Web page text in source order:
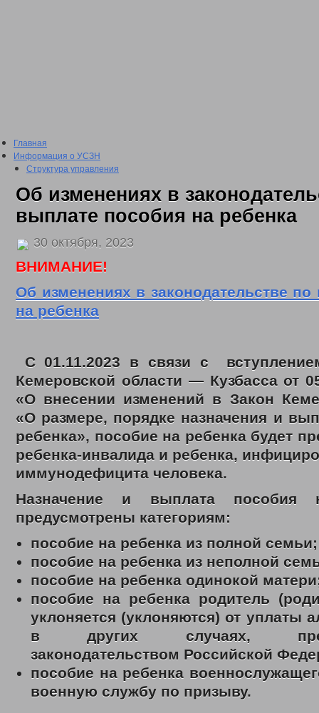
Главная
Информация о УСЗН
Структура управления
План проведения проверки подведомственных учреждений
2016 год
2018 год
2020 год
2022 год
Отчеты о проделанной работе
2020 год
Противодействие коррупции
Государственные услуги
Государственное юридическое бюро Кузбасса
Отдел по делам детей, женщин, семьи
Многодетным семьям
Обеспечение полноценным питанием детей в возрасте до 3-х лет
Выдача удостоверений многодетным матерям
Областной материнский (семейный) капитал
Выплаты семьям военнослужащим и членам их семей и гражданам
Отдел социально-правовой защиты населения
Социальный контракт
Адресная материальная помощь
Адресная социальная помощь
Выдача справок о признании граждан малоимущими
Субсидии на оплату жилого помещения и коммунальных услуг
Работникам государственных и муниципальных учреждений
Проезд отдельными видами транспорта
Денежные выплаты
Присвоение звания «Ветеран труда»
Возмещение расходов на погребение
Законодательные акты
Федеральные
Региональные
Приказы управления
Меры социальной поддержки
Об изменениях в
выплате пособия на ребенка
30 октября, 2023
ВНИМАНИЕ!
Об изменениях в законодательстве
на ребенка
С 01.11.2023 в связи с
Кемеровской области — Кузбасса от
«О внесении изменений в Закон
«О размере, порядке назначения и
ребенка», пособие на ребенка будет
ребенка-инвалида и ребенка,
иммунодефицита человека.
Назначение и выплата пособия
предусмотрены категориям:
пособие на ребенка из полной семьи;
пособие на ребенка из неполной
пособие на ребенка одинокой
пособие на ребенка родитель
уклоняется (уклоняются) от уплаты
в других случаях,
законодательством Российской
пособие на ребенка
военную службу по призыву.